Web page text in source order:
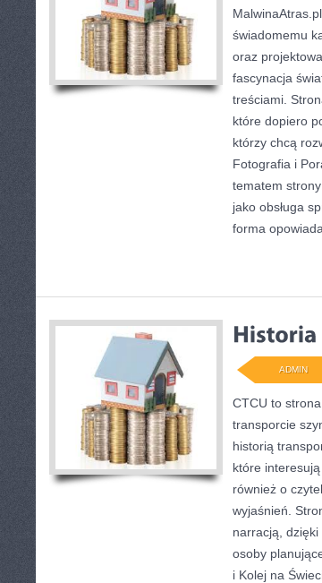
świadomemu
oraz
fascynacja
treściami.
które dopiero
którzy chcą
Fotografia i
tematem
jako obsługa
forma
ADMIN
CTCU to
transporcie
historią
które
również o
wyjaśnień.
narracją,
osoby
i Kolej na